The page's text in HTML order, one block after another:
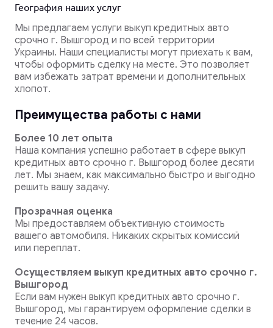
География наших услуг
Мы предлагаем услуги выкуп кредитных авто
срочно г. Вышгород и по всей территории
Украины. Наши специалисты могут приехать к вам,
чтобы оформить сделку на месте. Это позволяет
вам избежать затрат времени и дополнительных
хлопот.
Преимущества работы с нами
Более 10 лет опыта
Наша компания успешно работает в сфере выкуп
кредитных авто срочно г. Вышгород более десяти
лет. Мы знаем, как максимально быстро и выгодно
решить вашу задачу.
Прозрачная оценка
Мы предоставляем объективную стоимость
вашего автомобиля. Никаких скрытых комиссий
или переплат.
Осуществляем выкуп кредитных авто срочно г.
Вышгород
Если вам нужен выкуп кредитных авто срочно г.
Вышгород, мы гарантируем оформление сделки в
течение 24 часов.